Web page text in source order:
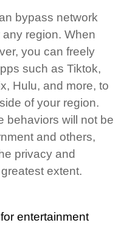
bypass network
region. When
you can freely
such as Tiktok,
Hulu, and more, to
of your region.
behaviors will not be
and others,
privacy and
extent.